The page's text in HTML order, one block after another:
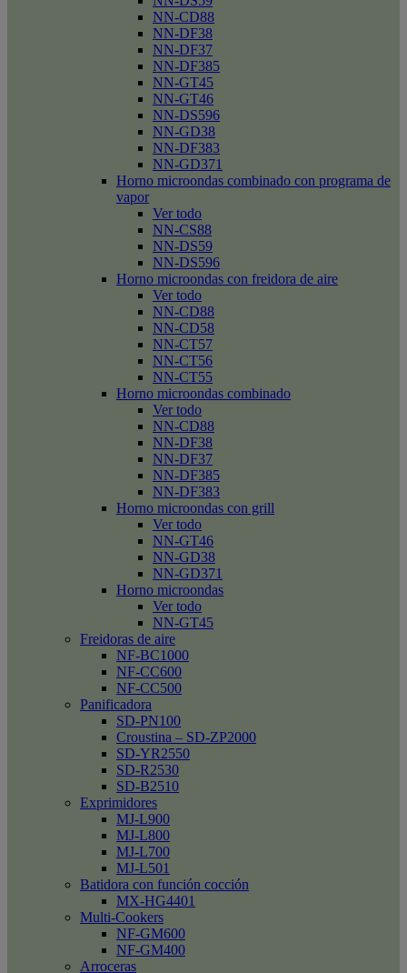
NN-CD88
NN-DF38
NN-DF37
NN-DF385
NN-GT45
NN-GT46
NN-DS596
NN-GD38
NN-DF383
NN-GD371
Horno microondas combinado con programa de
vapor
Ver todo
NN-CS88
NN-DS59
NN-DS596
Horno microondas con freidora de aire
Ver todo
NN-CD88
NN-CD58
NN-CT57
NN-CT56
NN-CT55
Horno microondas combinado
Ver todo
NN-CD88
NN-DF38
NN-DF37
NN-DF385
NN-DF383
Horno microondas con grill
Ver todo
NN-GT46
NN-GD38
NN-GD371
Horno microondas
Ver todo
NN-GT45
Freidoras de aire
NF-BC1000
NF-CC600
NF-CC500
Panificadora
SD-PN100
Croustina – SD-ZP2000
SD-YR2550
SD-R2530
SD-B2510
Exprimidores
MJ-L900
MJ-L800
MJ-L700
MJ-L501
Batidora con función cocción
MX-HG4401
Multi-Cookers
NF-GM600
NF-GM400
Arroceras